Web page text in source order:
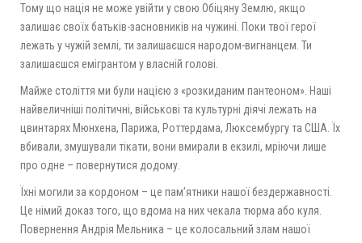
Тому що нація не може увійти у свою Обіцяну Землю, якщо
залишає своїх батьків-засновників на чужині. Поки твої герої
лежать у чужій землі, ти залишаєшся народом-вигнанцем. Ти
залишаєшся емігрантом у власній голові.
Майже століття ми були нацією з «розкиданим пантеоном». Наші
найвеличніші політичні, військові та культурні діячі лежать на
цвинтарях Мюнхена, Парижа, Роттердама, Люксембургу та США. Їх
вбивали, змушували тікати, вони вмирали в екзилі, мріючи лише
про одне – повернутися додому.
Їхні могили за кордоном – це пам’ятники нашої бездержавності.
Це німий доказ того, що вдома на них чекала тюрма або куля.
Повернення Андрія Мельника – це колосальний злам нашої